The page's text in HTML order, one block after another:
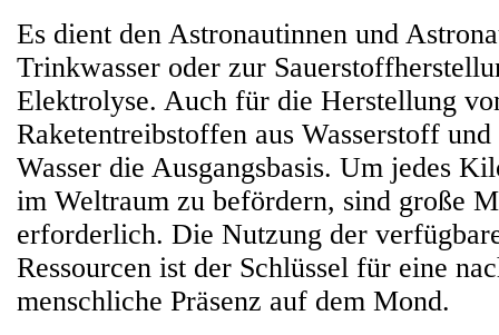
Es dient den Astronautinnen und
Trinkwasser oder zur
Elektrolyse. Auch für die Herstellung
Raketentreibstoffen aus Wasserstoff
Wasser die Ausgangsbasis. Um jedes
im Weltraum zu befördern, sind große
erforderlich. Die Nutzung der
Ressourcen ist der Schlüssel für eine
menschliche Präsenz auf dem Mond.